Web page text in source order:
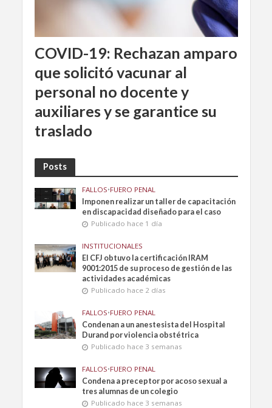
COVID-19: Rechazan amparo
que solicitó vacunar al
personal no docente y
auxiliares y se garantice su
traslado
Posts
FALLOS•FUERO PENAL
Imponen realizar un taller de capacitación
en discapacidad diseñado para el caso
Publicado hace 1 día
INSTITUCIONALES
El CFJ obtuvo la certificación IRAM
9001:2015 de su proceso de gestión de las
actividades académicas
Publicado hace 2 días
FALLOS•FUERO PENAL
Condenan a un anestesista del Hospital
Durand por violencia obstétrica
Publicado hace 3 semanas
FALLOS•FUERO PENAL
Condena a preceptor por acoso sexual a
tres alumnas de un colegio
Publicado hace 3 semanas